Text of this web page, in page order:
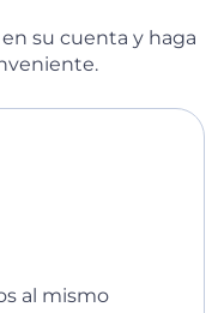
su cuenta y haga
al mismo